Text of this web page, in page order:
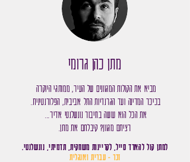
מתן כהן גרומי
מביא את הקולות המגוונים של העיר, ממותגי היוקרה
בכיכר המדינה ועד הגרנז'יות התל אביבית, הפלורנטינית.
את הכל הוא עושה בחיבור נונשלנטי אדיר...
רציתם מגוון? קיבלתם את מתן.
למתן קול להארד סייל, לקריינות משחקית, תדמיתי, נונשלנטי.
זכר - עברית ואנגלית